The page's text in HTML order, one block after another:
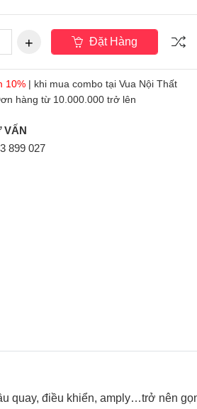
Đặt Hàng
10% | khi mua combo tại Vua Nội Thất
hàng từ 10.000.000 trở lên
VẤN
899 027
quay, điều khiển, amply…trở nên